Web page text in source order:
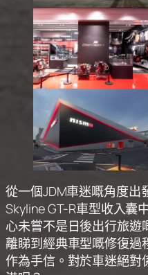
從一個JDM車迷嘅角度出
Skyline GT-R車型收入囊
心未嘗不是日後出行旅
離睇到經典車型嘅修復過
作為手信。對於車迷絕對